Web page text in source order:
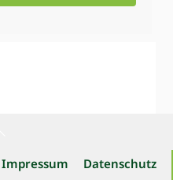
Top
Impressum Datenschutz